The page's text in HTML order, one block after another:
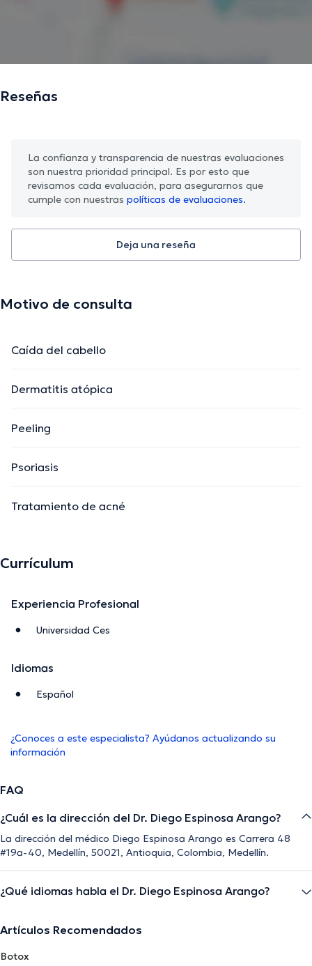
Reseñas
La confianza y transparencia de nuestras evaluaciones
son nuestra prioridad principal. Es por esto que
revisamos cada evaluación, para asegurarnos que
cumple con nuestras políticas de evaluaciones.
Deja una reseña
Motivo de consulta
Caída del cabello
Dermatitis atópica
Peeling
Psoriasis
Tratamiento de acné
Currículum
Experiencia Profesional
Universidad Ces
Idiomas
Español
¿Conoces a este especialista? Ayúdanos actualizando su
información
FAQ
¿Cuál es la dirección del Dr. Diego Espinosa Arango?
La dirección del médico Diego Espinosa Arango es Carrera 48
#19a-40, Medellín, 50021, Antioquia, Colombia, Medellín.
¿Qué idiomas habla el Dr. Diego Espinosa Arango?
Artículos Recomendados
Botox